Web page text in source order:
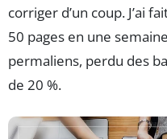
corriger d’un coup. J’ai
50 pages en une
permaliens, perdu des
de 20 %.